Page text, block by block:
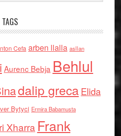
TAGS
Cefa arben llalla asllan
Aurenc Bebja Behlul
dalip grecaElida
Bytyci Ermira Babamusta
Xharra Frank